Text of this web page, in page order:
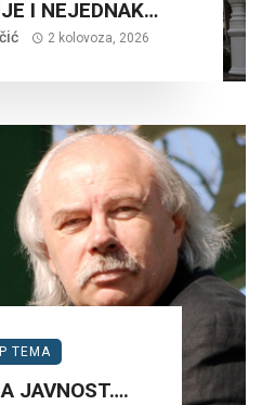
I NEJEDNAK
2 kolovoza, 2026
TEMA
JAVNOST….